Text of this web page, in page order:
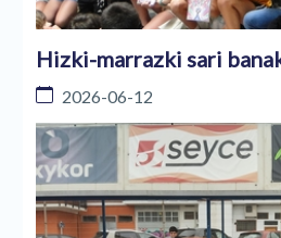
Hizki-marrazki sari
2026-06-12